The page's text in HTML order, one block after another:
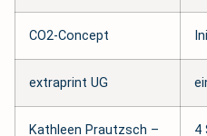
CO2-Concept
extraprint UG
Kathleen Prautzsch –
4